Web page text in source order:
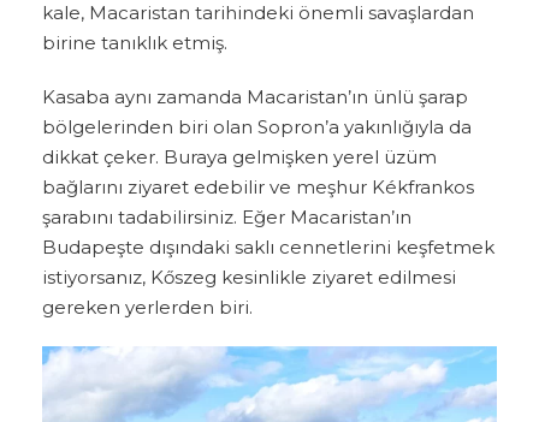
kale, Macaristan tarihindeki önemli savaşlardan
birine tanıklık etmiş.
Kasaba aynı zamanda Macaristan’ın ünlü şarap
bölgelerinden biri olan Sopron’a yakınlığıyla da
dikkat çeker. Buraya gelmişken yerel üzüm
bağlarını ziyaret edebilir ve meşhur Kékfrankos
şarabını tadabilirsiniz. Eğer Macaristan’ın
Budapeşte dışındaki saklı cennetlerini keşfetmek
istiyorsanız, Kőszeg kesinlikle ziyaret edilmesi
gereken yerlerden biri.